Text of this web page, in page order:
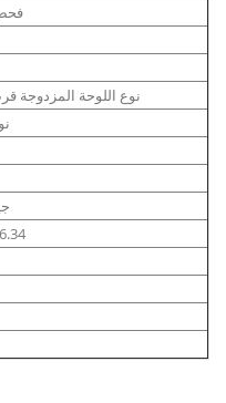
نوع اللوحة المزدوجة